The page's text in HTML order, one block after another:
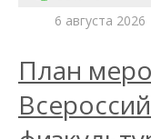
6 августа 2026
План